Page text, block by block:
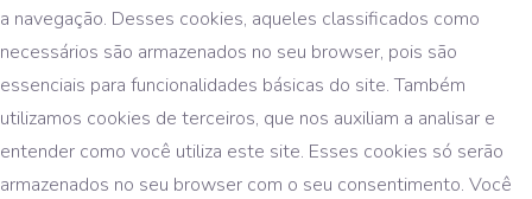
a navegação. Desses cookies, aqueles classificados como
necessários são armazenados no seu browser, pois são
essenciais para funcionalidades básicas do site. Também
utilizamos cookies de terceiros, que nos auxiliam a analisar e
entender como você utiliza este site. Esses cookies só serão
armazenados no seu browser com o seu consentimento. Você